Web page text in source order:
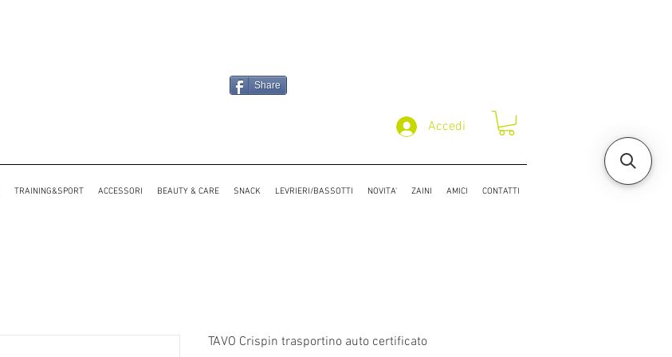
Share
Accedi
TRAINING&SPORT ACCESSORI BEAUTY & CARE SNACK LEVRIERI/BASSOTTI NOVITA' ZAINI AMICI CONTATTI
TAVO Crispin trasportino auto certificato